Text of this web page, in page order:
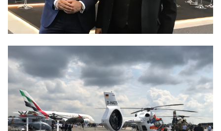
CDU Deutschland
CDU Potsdam